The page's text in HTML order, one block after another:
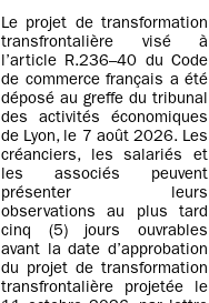
Le projet de transformation
transfrontalière visé à
l’article R.236–40 du Code
de commerce français a été
déposé au greffe du tribunal
des activités économiques
de Lyon, le 7 août 2026. Les
créanciers, les salariés et
les associés peuvent
présenter leurs
observations au plus tard
cinq (5) jours ouvrables
avant la date d’approbation
du projet de transformation
transfrontalière projetée le